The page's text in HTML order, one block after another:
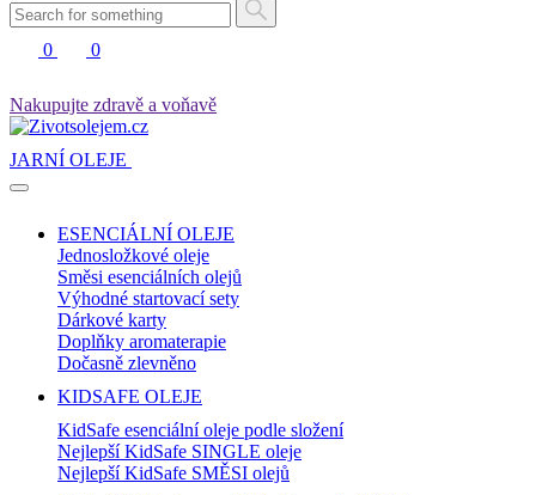
0 0
Nakupujte zdravě a voňavě
JARNÍ OLEJE
ESENCIÁLNÍ OLEJE
Jednosložkové oleje
Směsi esenciálních olejů
Výhodné startovací sety
Dárkové karty
Doplňky aromaterapie
Dočasně zlevněno
KIDSAFE OLEJE
KidSafe esenciální oleje podle složení
Nejlepší KidSafe SINGLE oleje
Nejlepší KidSafe SMĚSI olejů